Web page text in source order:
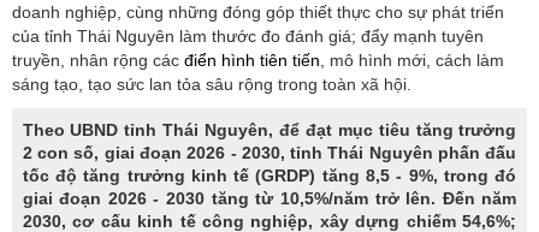
doanh nghiệp, cùng những đóng góp thiết thực cho sự phát triển
của tỉnh Thái Nguyên làm thước đo đánh giá; đẩy mạnh tuyên
truyền, nhân rộng các điển hình tiên tiến , mô hình mới, cách làm
sáng tạo, tạo sức lan tỏa sâu rộng trong toàn xã hội.
Theo UBND tỉnh Thái Nguyên, để đạt mục tiêu tăng trưởng
2 con số, giai đoạn 2026 - 2030, tỉnh Thái Nguyên phấn đấu
tốc độ tăng trưởng kinh tế (GRDP) tăng 8,5 - 9%, trong đó
giai đoạn 2026 - 2030 tăng từ 10,5%/năm trở lên. Đến năm
2030, cơ cấu kinh tế công nghiệp, xây dựng chiếm 54,6%;